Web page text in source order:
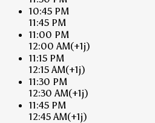
10:45 PM
11:45 PM
11:00 PM
12:00 AM(+1j)
11:15 PM
12:15 AM(+1j)
11:30 PM
12:30 AM(+1j)
11:45 PM
12:45 AM(+1j)